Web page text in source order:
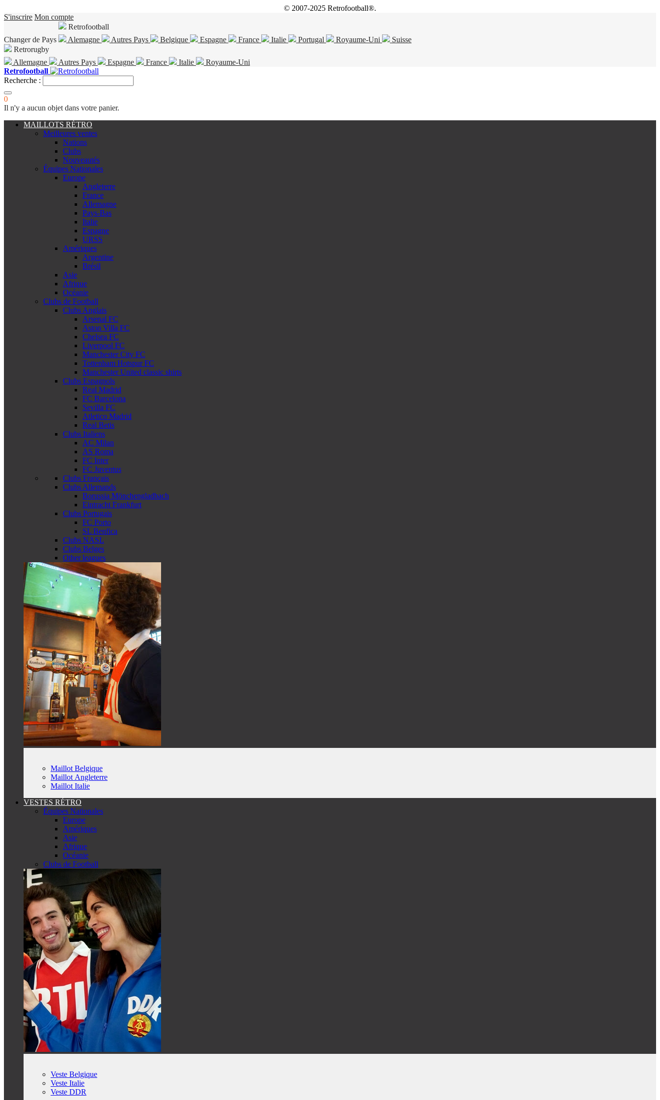
© 2007-2025 Retrofootball®.
S'inscrire Mon compte
Changer de Pays
Retrofootball
Alemagne
Autres Pays Belgique Espagne France Italie Portugal Royaume-Uni
Suisse
Retrorugby
Allemagne
Autres Pays Espagne France Italie
Royaume-Uni
Retrofootball
Recherche :
0
Il n'y a aucun objet dans votre panier.
MAILLOTS RÉTRO
Meilleures ventes
Nations
Clubs
Nouveautés
Équipes Nationales
Europe
Angleterre
France
Allemagne
Pays-Bas
Italie
Espagne
URSS
Amériques
Argentine
Brésil
Asie
Afrique
Océanie
Clubs de Football
Clubs Anglais
Arsenal FC
Aston Villa FC
Chelsea FC
Liverpool FC
Manchester City FC
Tottenham Hotspur FC
Manchester United classic shirts
Clubs Espagnols
Real Madrid
FC Barcelona
Sevilla FC
Atletico Madrid
Real Betis
Clubs Italiens
AC Milan
AS Roma
FC Inter
FC Juventus
Clubs Français
Clubs Allemands
Borussia Mönchengladbach
Eintracht Frankfurt
Clubs Portugais
FC Porto
SL Benfica
Clubs NASL
Clubs Belges
Other leagues
Maillot Belgique
Maillot Angleterre
Maillot Italie
VESTES RÉTRO
Équipes Nationales
Europe
Amériques
Asie
Afrique
Océanie
Clubs de Football
Veste Belgique
Veste Italie
Veste DDR